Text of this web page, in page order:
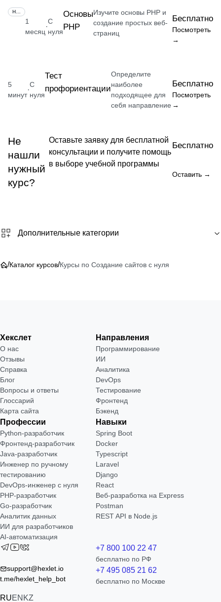
1
месяц
·
С
нуля
Основы
PHP
Изучите основы PHP и
создание простых веб-
страниц
Бесплатно
Посмотреть
→
5
минут
·
С
нуля
Тест
профориентации
Определите
наиболее
подходящее для
себя направление
Бесплатно
Посмотреть
→
Не
нашли
нужный
курс?
Оставьте заявку для бесплатной
консультации и получите помощь
в выборе учебной программы
Бесплатно
Оставить →
Дополнительные категории
/Каталог курсов/Курсы по Создание сайтов с нуля
Хекслет
О нас
Отзывы
Справка
Блог
Вопросы и ответы
Глоссарий
Карта сайта
Направления
Программирование
ИИ
Аналитика
DevOps
Тестирование
Фронтенд
Бэкенд
Профессии
Python-разработчик
Фронтенд-разработчик
Java-разработчик
Инженер по ручному
тестированию
DevOps-инженер с нуля
РНР-разработчик
Go-разработчик
Аналитик данных
ИИ для разработчиков
AI-автоматизация
Навыки
Spring Boot
Docker
Typescript
Laravel
Django
React
Веб-разработка на Express
Postman
REST API в Node.js
support@hexlet.io
t.me/hexlet_help_bot
RUEN KZ
+7 800 100 22 47
бесплатно по РФ
+7 495 085 21 62
бесплатно по Москве